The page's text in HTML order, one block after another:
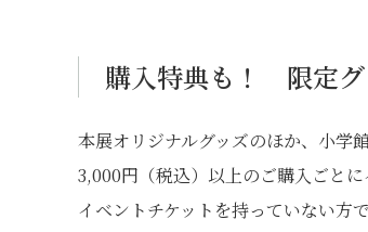
購入特典も！ 限定グ
本展オリジナルグッズのほか、小学
3,000円（税込）以上のご購入ごと
イベントチケットを持っていない方